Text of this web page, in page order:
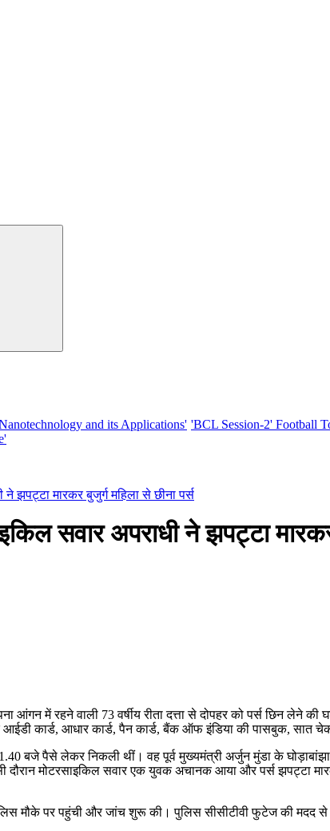
and its Applications' 'BCL Session-2' Football
झपट्टा मारकर बुजुर्ग महिला से छीना पर्स
सवार अपराधी ने झपट्टा
आंगन में रहने वाली 73 वर्षीय रीता दत्ता से दोपहर को पर्स छिन लेने
आईडी कार्ड, आधार कार्ड, पैन कार्ड, बैंक ऑफ इंडिया की पासबुक, सात
बजे पैसे लेकर निकली थीं। वह पूर्व मुख्यमंत्री अर्जुन मुंडा के
दौरान मोटरसाइकिल सवार एक युवक अचानक आया और पर्स झपट्टा
मौके पर पहुंची और जांच शुरू की। पुलिस सीसीटीवी फुटेज की मदद से